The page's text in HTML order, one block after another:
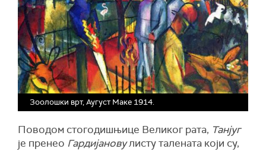
Зоолошки врт, Аугуст Маке 1914.
Поводом стогодишњице Великог рата, Танјуг
је пренео Гардијановулисту талената који су,